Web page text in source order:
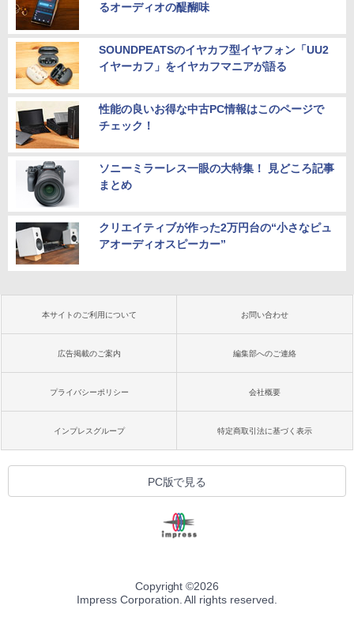
るオーディオの醍醐味
SOUNDPEATSのイヤカフ型イヤフォン「UU2
イヤーカフ」をイヤカフマニアが語る
性能の良いお得な中古PC情報はこのページで
チェック！
ソニーミラーレス一眼の大特集！ 見どころ記事
まとめ
クリエイティブが作った2万円台の“小さなピュ
アオーディオスピーカー”
本サイトのご利用について お問い合わせ
広告掲載のご案内 編集部へのご連絡
プライバシーポリシー 会社概要
インプレスグループ 特定商取引法に基づく表示
PC版で見る
Copyright ©2026
Impress Corporation. All rights reserved.